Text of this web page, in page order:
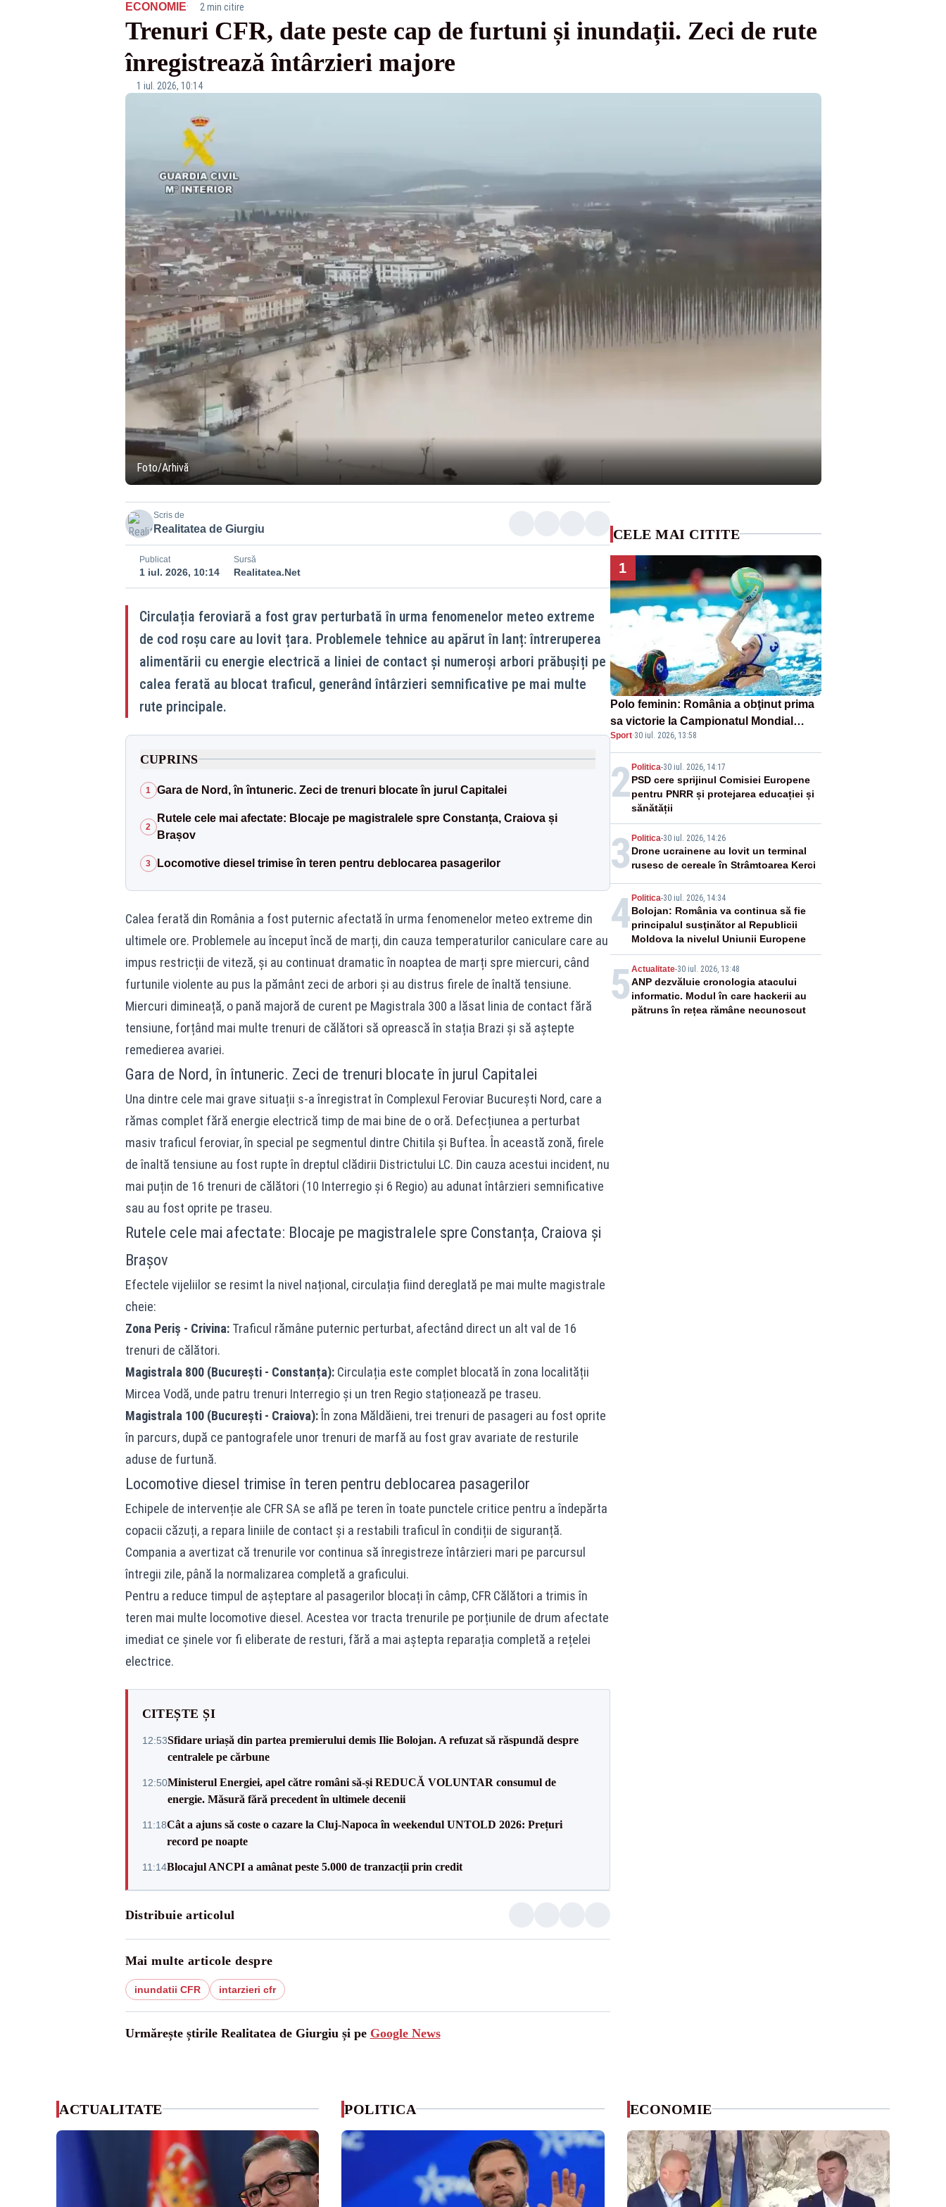
ECONOMIE· 2 min citire
Trenuri CFR, date peste cap de furtuni și inundații. Zeci de rute
înregistrează întârzieri majore
1 iul. 2026, 10:14
Foto/Arhivă
Scris de
Realitatea de Giurgiu
Publicat
1 iul. 2026, 10:14
Sursă
Realitatea.Net
Circulația feroviară a fost grav perturbată în urma fenomenelor meteo extreme
de cod roșu care au lovit țara. Problemele tehnice au apărut în lanț: întreruperea
alimentării cu energie electrică a liniei de contact și numeroși arbori prăbușiți pe
calea ferată au blocat traficul, generând întârzieri semnificative pe mai multe
rute principale.
CUPRINS
1 Gara de Nord, în întuneric. Zeci de trenuri blocate în jurul Capitalei
2
Rutele cele mai afectate: Blocaje pe magistralele spre Constanța, Craiova și
Brașov
3 Locomotive diesel trimise în teren pentru deblocarea pasagerilor
Calea ferată din România a fost puternic afectată în urma fenomenelor meteo extreme din
ultimele ore. Problemele au început încă de marți, din cauza temperaturilor caniculare care au
impus restricții de viteză, și au continuat dramatic în noaptea de marți spre miercuri, când
furtunile violente au pus la pământ zeci de arbori și au distrus firele de înaltă tensiune.
Miercuri dimineață, o pană majoră de curent pe Magistrala 300 a lăsat linia de contact fără
tensiune, forțând mai multe trenuri de călători să oprească în stația Brazi și să aștepte
remedierea avariei.
Gara de Nord, în întuneric. Zeci de trenuri blocate în jurul Capitalei
Una dintre cele mai grave situații s-a înregistrat în Complexul Feroviar București Nord, care a
rămas complet fără energie electrică timp de mai bine de o oră. Defecțiunea a perturbat
masiv traficul feroviar, în special pe segmentul dintre Chitila și Buftea. În această zonă, firele
de înaltă tensiune au fost rupte în dreptul clădirii Districtului LC. Din cauza acestui incident, nu
mai puțin de 16 trenuri de călători (10 Interregio și 6 Regio) au adunat întârzieri semnificative
sau au fost oprite pe traseu.
Rutele cele mai afectate: Blocaje pe magistralele spre Constanța, Craiova și
Brașov
Efectele vijeliilor se resimt la nivel național, circulația fiind dereglată pe mai multe magistrale
cheie:
Zona Periș - Crivina:Traficul rămâne puternic perturbat, afectând direct un alt val de 16
trenuri de călători.
Magistrala 800 (București - Constanța):Circulația este complet blocată în zona localității
Mircea Vodă, unde patru trenuri Interregio și un tren Regio staționează pe traseu.
Magistrala 100 (București - Craiova):În zona Măldăieni, trei trenuri de pasageri au fost oprite
în parcurs, după ce pantografele unor trenuri de marfă au fost grav avariate de resturile
aduse de furtună.
Locomotive diesel trimise în teren pentru deblocarea pasagerilor
Echipele de intervenție ale CFR SA se află pe teren în toate punctele critice pentru a îndepărta
copacii căzuți, a repara liniile de contact și a restabili traficul în condiții de siguranță.
Compania a avertizat că trenurile vor continua să înregistreze întârzieri mari pe parcursul
întregii zile, până la normalizarea completă a graficului.
Pentru a reduce timpul de așteptare al pasagerilor blocați în câmp, CFR Călători a trimis în
teren mai multe locomotive diesel. Acestea vor tracta trenurile pe porțiunile de drum afectate
imediat ce șinele vor fi eliberate de resturi, fără a mai aștepta reparația completă a rețelei
electrice.
CITEȘTE ȘI
12:53Sfidare uriașă din partea premierului demis Ilie Bolojan. A refuzat să răspundă despre
centralele pe cărbune
12:50Ministerul Energiei, apel către români să-și REDUCĂ VOLUNTAR consumul de
energie. Măsură fără precedent în ultimele decenii
11:18Cât a ajuns să coste o cazare la Cluj-Napoca în weekendul UNTOLD 2026: Prețuri
record pe noapte
11:14Blocajul ANCPI a amânat peste 5.000 de tranzacții prin credit
Distribuie articolul
Mai multe articole despre
inundatii CFR intarzieri cfr
Urmărește știrile Realitatea de Giurgiu și pe Google News
CELE MAI CITITE
1
Polo feminin: România a obţinut prima
sa victorie la Campionatul Mondial
Under-16
Sport·30 iul. 2026, 13:58
2Politica-30 iul. 2026, 14:17
PSD cere sprijinul Comisiei Europene
pentru PNRR și protejarea educației și
sănătății
3 Politica-30 iul. 2026, 14:26
Drone ucrainene au lovit un terminal
rusesc de cereale în Strâmtoarea Kerci
4Politica-30 iul. 2026, 14:34
Bolojan: România va continua să fie
principalul susţinător al Republicii
Moldova la nivelul Uniunii Europene
5 Actualitate-30 iul. 2026, 13:48
ANP dezvăluie cronologia atacului
informatic. Modul în care hackerii au
pătruns în rețea rămâne necunoscut
ACTUALITATE POLITICA ECONOMIE